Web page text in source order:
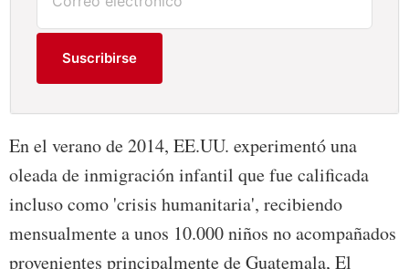
Suscribirse
En el verano de 2014, EE.UU. experimentó una
oleada de inmigración infantil que fue calificada
incluso como 'crisis humanitaria', recibiendo
mensualmente a unos 10.000 niños no acompañados
provenientes principalmente de Guatemala, El